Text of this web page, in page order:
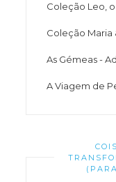
Coleção Leo,
Coleção Maria
As Gémeas -
A Viagem de